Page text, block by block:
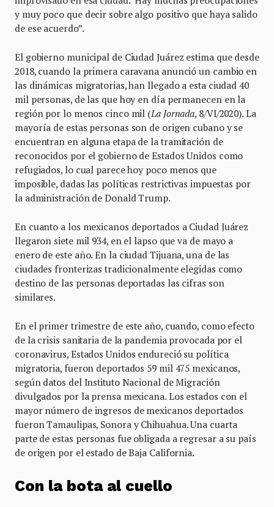
y muy poco que decir sobre algo positivo que haya salido
de ese acuerdo”.
El gobierno municipal de Ciudad Juárez estima que desde
2018, cuando la primera caravana anunció un cambio en
las dinámicas migratorias, han llegado a esta ciudad 40
mil personas, de las que hoy en día permanecen en la
región por lo menos cinco mil (La Jornada, 8/VI/2020). La
mayoría de estas personas son de origen cubano y se
encuentran en alguna etapa de la tramitación de
reconocidos por el gobierno de Estados Unidos como
refugiados, lo cual parece hoy poco menos que
imposible, dadas las políticas restrictivas impuestas por
la administración de Donald Trump.
En cuanto a los mexicanos deportados a Ciudad Juárez
llegaron siete mil 934, en el lapso que va de mayo a
enero de este año. En la ciudad Tijuana, una de las
ciudades fronterizas tradicionalmente elegidas como
destino de las personas deportadas las cifras son
similares.
En el primer trimestre de este año, cuando, como efecto
de la crisis sanitaria de la pandemia provocada por el
coronavirus, Estados Unidos endureció su política
migratoria, fueron deportados 59 mil 475 mexicanos,
según datos del Instituto Nacional de Migración
divulgados por la prensa mexicana. Los estados con el
mayor número de ingresos de mexicanos deportados
fueron Tamaulipas, Sonora y Chihuahua. Una cuarta
parte de estas personas fue obligada a regresar a su país
de origen por el estado de Baja California.
Con la bota al cuello